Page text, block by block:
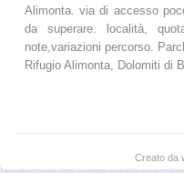
Alimonta. via di accesso
da superare. località,
note,variazioni percorso.
Rifugio Alimonta, Dolomiti di
Creato da